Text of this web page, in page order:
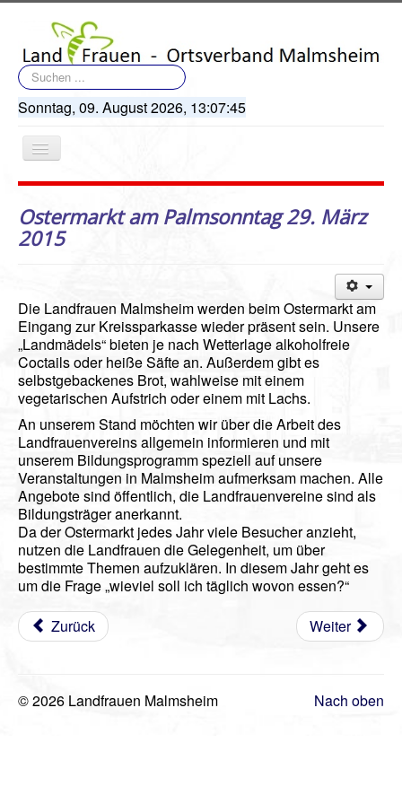
Suchen
...
Sonntag, 09. August 2026, 13:07:45
Navigation
Terminkalender
Artikel
Bildergalerie
Videos
Vorstand
Geschichte
Gästebuch
Mitgliederanmeldung
Kontakt
Impressum
Ostermarkt am Palmsonntag 29. März
2015
Die Landfrauen Malmsheim werden beim Ostermarkt am
Eingang zur Kreissparkasse wieder präsent sein. Unsere
„Landmädels“ bieten je nach Wetterlage alkoholfreie
Coctails oder heiße Säfte an. Außerdem gibt es
selbstgebackenes Brot, wahlweise mit einem
vegetarischen Aufstrich oder einem mit Lachs.
An unserem Stand möchten wir über die Arbeit des
Landfrauenvereins allgemein informieren und mit
unserem Bildungsprogramm speziell auf unsere
Veranstaltungen in Malmsheim aufmerksam machen. Alle
Angebote sind öffentlich, die Landfrauenvereine sind als
Bildungsträger anerkannt.
Da der Ostermarkt jedes Jahr viele Besucher anzieht,
nutzen die Landfrauen die Gelegenheit, um über
bestimmte Themen aufzuklären. In diesem Jahr geht es
um die Frage „wieviel soll ich täglich wovon essen?“
Zurück
Weiter
Nach oben
© 2026 Landfrauen Malmsheim